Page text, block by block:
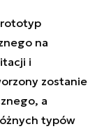
na
i
zostanie
a
typów